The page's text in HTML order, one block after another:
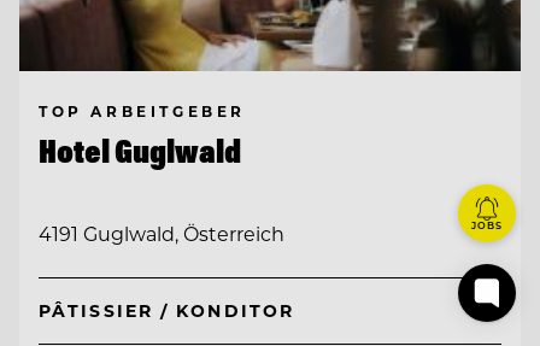
TOP ARBEITGEBER
Hotel Guglwald
4191 Guglwald, Österreich
PÂTISSIER / KONDITOR
JOBS